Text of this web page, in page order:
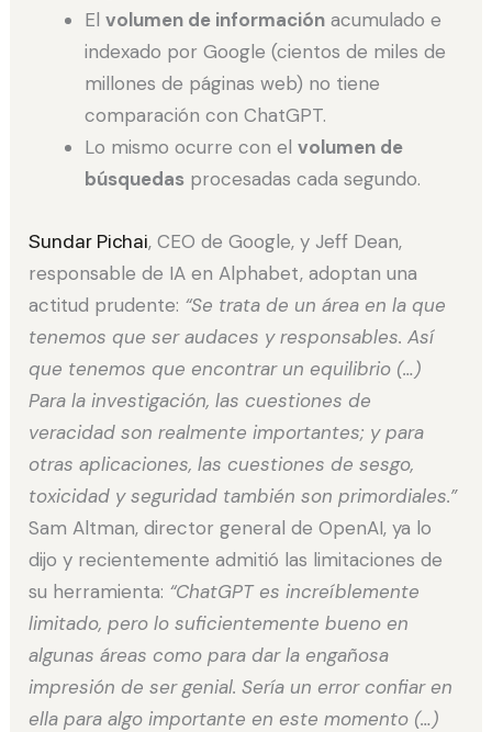
Elvolumen de información acumulado e
indexado por Google (cientos de miles de
millones de páginas web) no tiene
comparación con ChatGPT.
Lo mismo ocurre con elvolumen de
búsquedas procesadas cada segundo.
Sundar Pichai, CEO de Google, y Jeff Dean,
responsable de IA en Alphabet, adoptan una
actitud prudente: “Se trata de un área en la que
tenemos que ser audaces y responsables. Así
que tenemos que encontrar un equilibrio (…)
Para la investigación, las cuestiones de
veracidad son realmente importantes; y para
otras aplicaciones, las cuestiones de sesgo,
toxicidad y seguridad también son primordiales.”
Sam Altman, director general de OpenAI, ya lo
dijo y recientemente admitió las limitaciones de
su herramienta: “ChatGPT es increíblemente
limitado, pero lo suficientemente bueno en
algunas áreas como para dar la engañosa
impresión de ser genial. Sería un error confiar en
ella para algo importante en este momento (…)